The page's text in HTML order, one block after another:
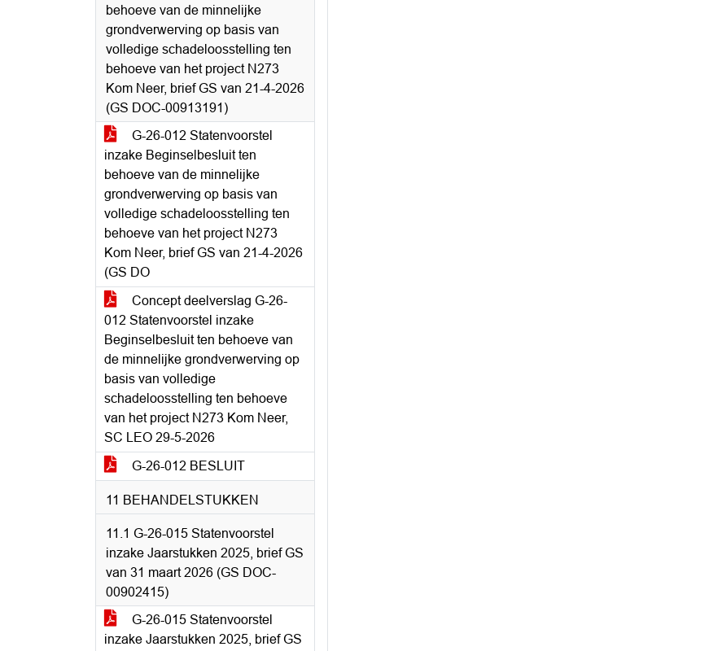
behoeve van de minnelijke
grondverwerving op basis van
volledige schadeloosstelling ten
behoeve van het project N273
Kom Neer, brief GS van 21-4-2026
(GS DOC-00913191)
G-26-012 Statenvoorstel
inzake Beginselbesluit ten
behoeve van de minnelijke
grondverwerving op basis van
volledige schadeloosstelling ten
behoeve van het project N273
Kom Neer, brief GS van 21-4-2026
(GS DO
Concept deelverslag G-26-
012 Statenvoorstel inzake
Beginselbesluit ten behoeve van
de minnelijke grondverwerving op
basis van volledige
schadeloosstelling ten behoeve
van het project N273 Kom Neer,
SC LEO 29-5-2026
G-26-012 BESLUIT
11 BEHANDELSTUKKEN
11.1 G-26-015 Statenvoorstel
inzake Jaarstukken 2025, brief GS
van 31 maart 2026 (GS DOC-
00902415)
G-26-015 Statenvoorstel
inzake Jaarstukken 2025, brief GS